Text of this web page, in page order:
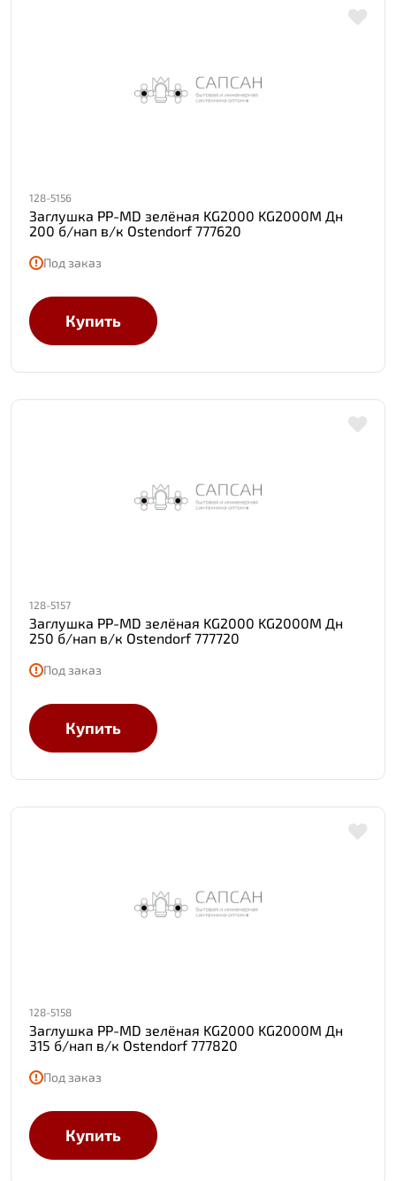
128-5156
Заглушка PP-MD зелёная KG2000 KG2000M Дн
200 б/нап в/к Ostendorf 777620
Под заказ
Купить
128-5157
Заглушка PP-MD зелёная KG2000 KG2000M Дн
250 б/нап в/к Ostendorf 777720
Под заказ
Купить
128-5158
Заглушка PP-MD зелёная KG2000 KG2000M Дн
315 б/нап в/к Ostendorf 777820
Под заказ
Купить